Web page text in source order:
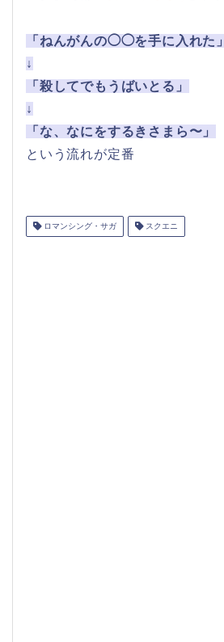
「ねんがんの◯◯を手に入れた」
↓
「殺してでもうばいとる」
↓
「な、なにをするきさまら〜」
という流れが定番
ロマンシング・サガ スクエニ